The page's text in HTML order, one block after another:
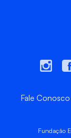
Fale Conosco
Fundação